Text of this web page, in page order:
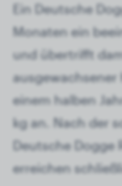
Ein Deutsche
Monaten ein
und übertrifft
ausgewachsener
einem halben
kg an. Nach der
Deutsche
erreichen